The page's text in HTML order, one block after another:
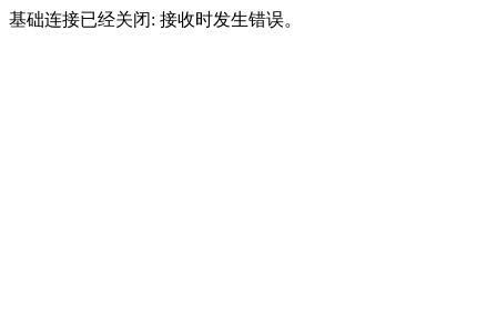
基础连接已经关闭: 接收时发生错误。